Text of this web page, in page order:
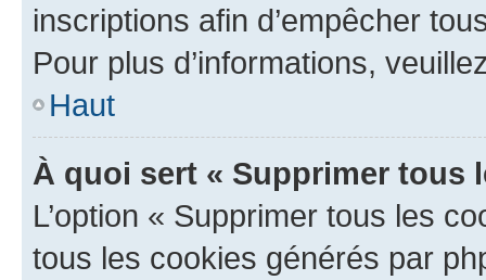
inscriptions afin d’empêcher
Pour plus d’informations,
Haut
À quoi sert « Supprimer tous
L’option « Supprimer tous les
tous les cookies générés par